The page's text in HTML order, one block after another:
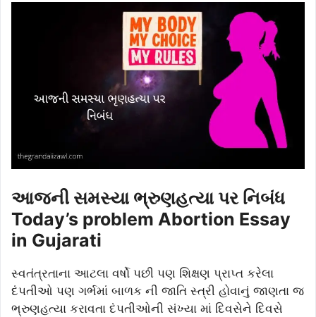
આજની સમસ્યા ભ્રુણહત્યા પર નિબંધ
Today’s problem Abortion Essay
in Gujarati
સ્વતંત્રતાના આટલા વર્ષો પછી પણ શિક્ષણ પ્રાપ્ત કરેલા
દંપતીઓ પણ ગર્ભમાં બાળક ની જાતિ સ્ત્રી હોવાનું જાણતા જ
ભ્રુણહત્યા કરાવતા દંપતીઓની સંખ્યા માં દિવસેને દિવસે